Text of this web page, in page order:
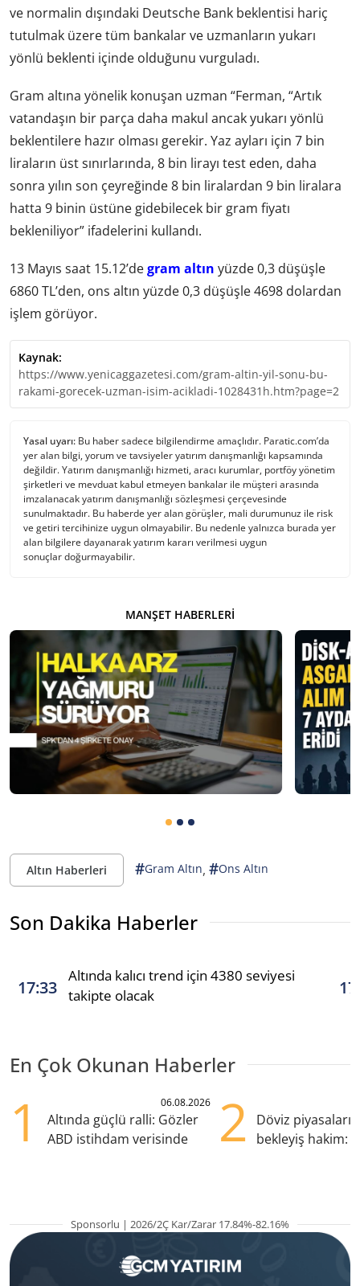
ve normalin dışındaki Deutsche Bank beklentisi hariç
tutulmak üzere tüm bankalar ve uzmanların yukarı
yönlü beklenti içinde olduğunu vurguladı.
Gram altına yönelik konuşan uzman “Ferman, “Artık
vatandaşın bir parça daha makul ancak yukarı yönlü
beklentilere hazır olması gerekir. Yaz ayları için 7 bin
liraların üst sınırlarında, 8 bin lirayı test eden, daha
sonra yılın son çeyreğinde 8 bin liralardan 9 bin liralara
hatta 9 binin üstüne gidebilecek bir gram fiyatı
bekleniliyor” ifadelerini kullandı.
13 Mayıs saat 15.12’degram altın yüzde 0,3 düşüşle
6860 TL’den, ons altın yüzde 0,3 düşüşle 4698 dolardan
işlem görüyor.
Kaynak:
https://www.yenicaggazetesi.com/gram-altin-yil-sonu-bu-
rakami-gorecek-uzman-isim-acikladi-1028431h.htm?page=2
Yasal uyarı: Bu haber sadece bilgilendirme amaçlıdır. Paratic.com’da
yer alan bilgi, yorum ve tavsiyeler yatırım danışmanlığı kapsamında
değildir. Yatırım danışmanlığı hizmeti, aracı kurumlar, portföy yönetim
şirketleri ve mevduat kabul etmeyen bankalar ile müşteri arasında
imzalanacak yatırım danışmanlığı sözleşmesi çerçevesinde
sunulmaktadır. Bu haberde yer alan görüşler, mali durumunuz ile risk
ve getiri tercihinize uygun olmayabilir. Bu nedenle yalnızca burada yer
alan bilgilere dayanarak yatırım kararı verilmesi uygun
sonuçlar doğurmayabilir.
MANŞET HABERLERI
Altın Haberleri #Gram Altın, #Ons Altın
Son Dakika Haberler
17:33
Altında kalıcı trend için 4380 seviyesi
takipte olacak
En Çok Okunan Haberler
1 06.08.2026
Altında güçlü ralli: Gözler
ABD istihdam verisinde
2
Döviz
bekleyiş hakim:
Sponsorlu | 2026/2Ç Kar/Zarar 17.84%-82.16%